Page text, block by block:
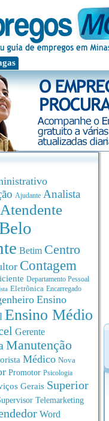
Ajudante Analista
Atendente
Betim Centro
Contagem
Departamento Pessoal
Eletrônica Encarregado
Ensino
Ensino Médio
Gerente
Manutenção
Médico Nova
Promotor Psicologia
Gerais Superior
Telemarketing
Word